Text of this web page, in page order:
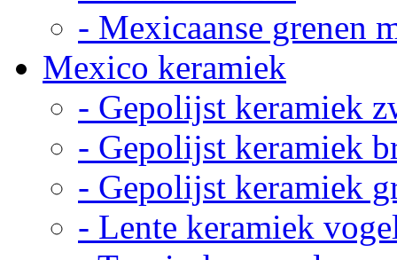
- Mexicaanse grenen
Mexico keramiek
- Gepolijst keramiek
- Gepolijst keramiek
- Gepolijst keramiek
- Lente keramiek